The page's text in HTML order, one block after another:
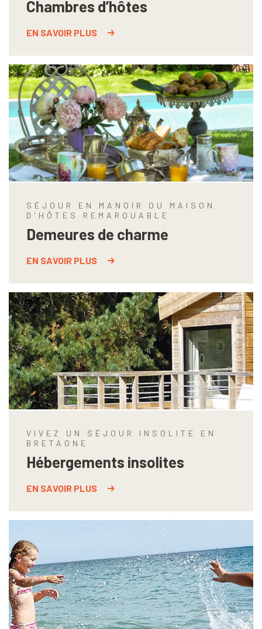
Chambres d’hôtes
EN SAVOIR PLUS
SÉJOUR EN MANOIR OU MAISON
D'HÔTES REMARQUABLE
Demeures de charme
EN SAVOIR PLUS
VIVEZ UN SÉJOUR INSOLITE EN
BRETAGNE
Hébergements insolites
EN SAVOIR PLUS